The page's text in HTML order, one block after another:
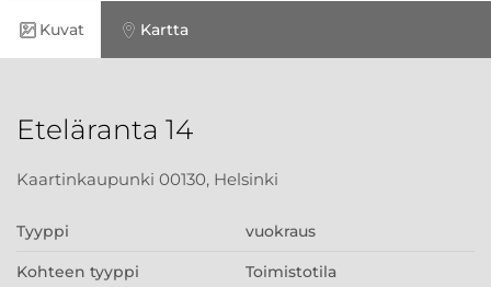
Kuvat Kartta
Eteläranta 14
Kaartinkaupunki 00130, Helsinki
Tyyppi vuokraus
Kohteen tyyppi Toimistotila